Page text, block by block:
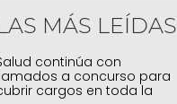
MÁS LEÍDAS
continúa con
a concurso para
cargos en toda la